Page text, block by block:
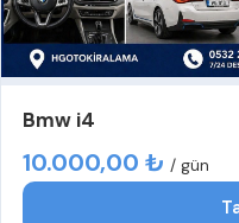
Bmw i4
10.000,00 ₺ / gün